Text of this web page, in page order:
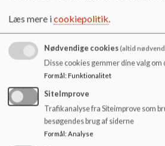
i
Praktikstedsbeskrivelse
På linket herunder kan du læse vores
Dokumenter
Praktikstedsbeskrivelse for
Læs mere icookiepolitik.
Nødvendige cookies(altid
Disse cookies gemmer dine valg
Formål: Funktionalitet
SiteImprove
Trafikanalyse fra Siteimprove som
besøgendes brug af siderne
Formål: Analyse